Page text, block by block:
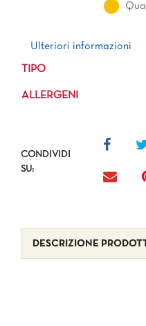
Ulteriori informazioni
Ulteriori informazioni
TIPO
ALLERGENI
CONDIVIDI
SU:
DESCRIZIONE